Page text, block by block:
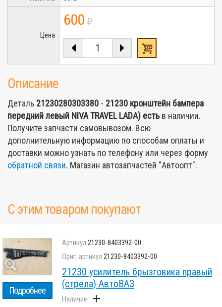
Цена
600
Описание
Деталь 21230280303380 - 21230 кронштейн бампера
передний левый NIVA TRAVEL LADA) естьв наличии.
Получите запчасти самовывозом. Всю
дополнительную информацию по способам оплаты и
доставки можно узнать по телефону или через форму
обратной связи. Магазин автозапчастей "Автоопт".
С этим товаром покупают
Подробнее
21230-8403392-00
21230-8403392-00
21230 усилитель брызговика правый
(стрела) АвтоВАЗ
+